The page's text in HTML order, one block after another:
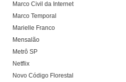
Marco Civil da Internet
Marco Temporal
Marielle Franco
Mensalão
Metrô SP
Netflix
Novo Código Florestal